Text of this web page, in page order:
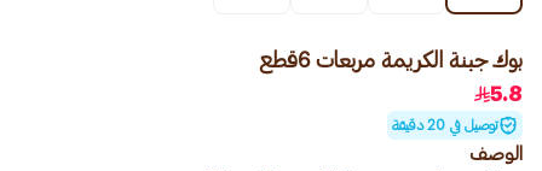
بوك جبنة الكريمة مربعات 6قطع
5.8
توصيل في 20 دقيقة
الوصف